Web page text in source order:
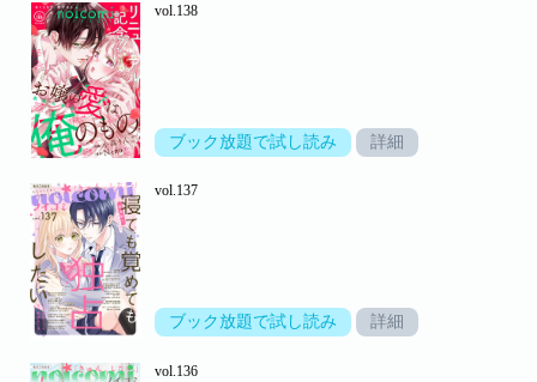
vol.138
ブック放題で試し読み 詳細
vol.137
ブック放題で試し読み 詳細
vol.136